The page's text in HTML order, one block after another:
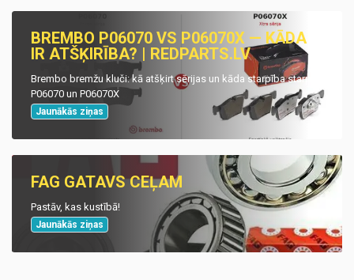
BREMBO P06070 VS P06070X — KĀDA
IR ATŠĶIRĪBA? | REDPARTS.LV
Brembo bremžu kluči: kā atšķirt sērijas un kāda starpība starp
P06070 un P06070X
Jaunākās ziņas
FAG GATAVS CEĻAM
Pastāv, kas kustībā!
Jaunākās ziņas